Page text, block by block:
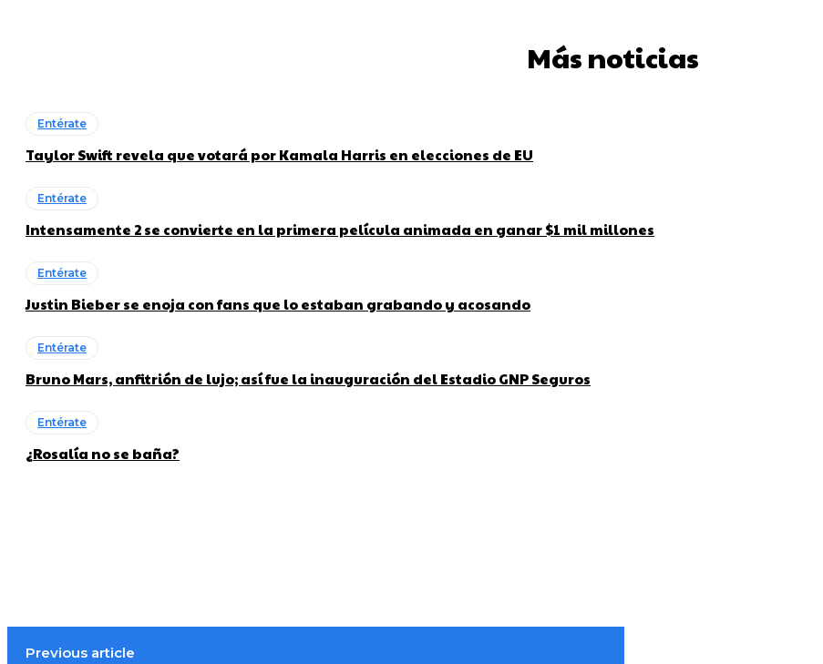
Más noticias
Entérate
Taylor Swift revela que votará por Kamala Harris en elecciones de EU
Entérate
Intensamente 2 se convierte en la primera película animada en ganar $1 mil millones
Entérate
Justin Bieber se enoja con fans que lo estaban grabando y acosando
Entérate
Bruno Mars, anfitrión de lujo; así fue la inauguración del Estadio GNP Seguros
Entérate
¿Rosalía no se baña?
Previous article